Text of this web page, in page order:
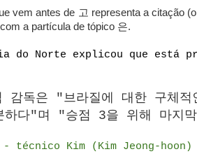
vem antes de 고 representa a citação
a partícula de tópico 은.
do Norte explicou que está
감독은 "브라질에 대한 구체
하다"며 "승점 3을 위해 마지
- técnico Kim (Kim Jeong-hoon)